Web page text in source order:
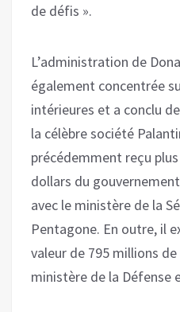
de défis ».
L’administration de
également concentrée
intérieures et a conclu
la célèbre société
précédemment reçu
dollars du
avec le ministère de la
Pentagone. En outre, il
valeur de 795 millions
ministère de la Défense